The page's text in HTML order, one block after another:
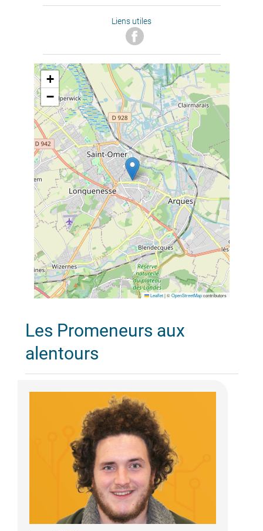
Liens utiles
+
−
Leaflet |©OpenStreetMapcontributors
Les Promeneurs aux
alentours